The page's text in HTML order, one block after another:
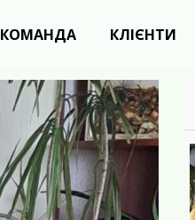
КОМАНДА КЛІЄНТИ